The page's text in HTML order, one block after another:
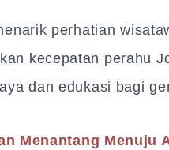
perhatian
kecepatan perahu
dan edukasi bagi
Menantang Menuju